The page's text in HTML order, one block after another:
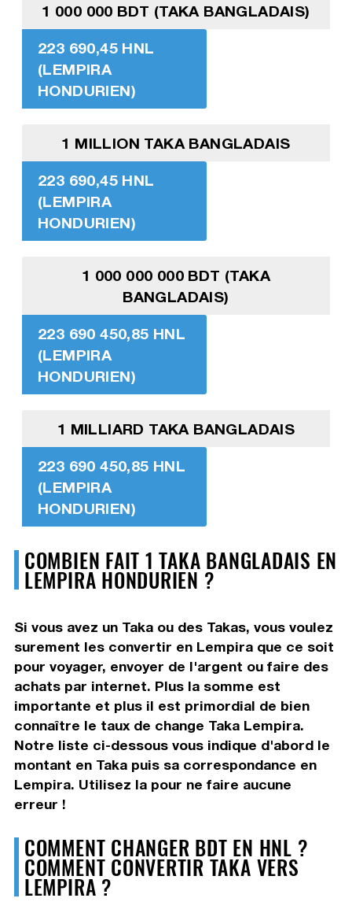
1 000 000 BDT (TAKA BANGLADAIS)
223 690,45 HNL
(LEMPIRA
HONDURIEN)
1 MILLION TAKA BANGLADAIS
223 690,45 HNL
(LEMPIRA
HONDURIEN)
1 000 000 000 BDT (TAKA
BANGLADAIS)
223 690 450,85 HNL
(LEMPIRA
HONDURIEN)
1 MILLIARD TAKA BANGLADAIS
223 690 450,85 HNL
(LEMPIRA
HONDURIEN)
COMBIEN FAIT 1 TAKA BANGLADAIS EN
LEMPIRA HONDURIEN ?
Si vous avez un Taka ou des Takas, vous voulez
surement les convertir en Lempira que ce soit
pour voyager, envoyer de l'argent ou faire des
achats par internet. Plus la somme est
importante et plus il est primordial de bien
connaître le taux de change Taka Lempira.
Notre liste ci-dessous vous indique d'abord le
montant en Taka puis sa correspondance en
Lempira. Utilisez la pour ne faire aucune
erreur !
COMMENT CHANGER BDT EN HNL ?
COMMENT CONVERTIR TAKA VERS
LEMPIRA ?